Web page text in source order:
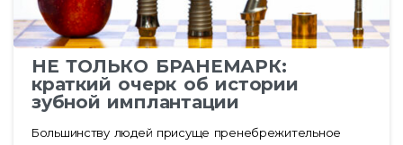
НЕ ТОЛЬКО БРАНЕМАРК:
краткий очерк об истории
зубной имплантации
Большинству людей присуще пренебрежительное